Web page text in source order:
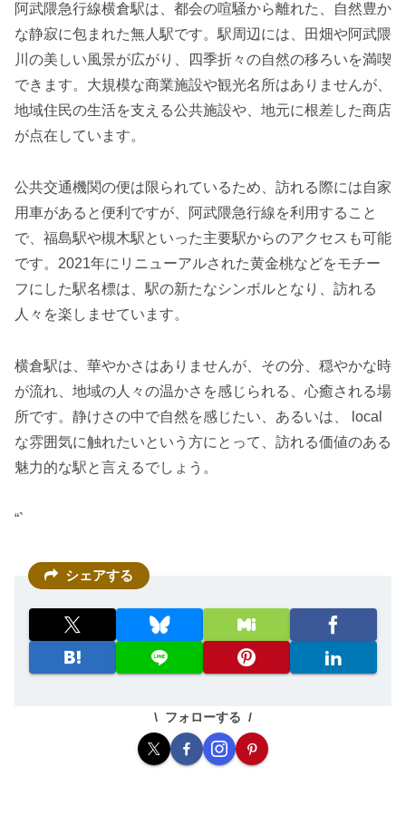
阿武隈急行線横倉駅は、都会の喧騒から離れた、自然豊か
な静寂に包まれた無人駅です。駅周辺には、田畑や阿武隈
川の美しい風景が広がり、四季折々の自然の移ろいを満喫
できます。大規模な商業施設や観光名所はありませんが、
地域住民の生活を支える公共施設や、地元に根差した商店
が点在しています。
公共交通機関の便は限られているため、訪れる際には自家
用車があると便利ですが、阿武隈急行線を利用すること
で、福島駅や槻木駅といった主要駅からのアクセスも可能
です。2021年にリニューアルされた黄金桃などをモチー
フにした駅名標は、駅の新たなシンボルとなり、訪れる
人々を楽しませています。
横倉駅は、華やかさはありませんが、その分、穏やかな時
が流れ、地域の人々の温かさを感じられる、心癒される場
所です。静けさの中で自然を感じたい、あるいは、 local
な雰囲気に触れたいという方にとって、訪れる価値のある
魅力的な駅と言えるでしょう。
“`
シェアする
フォローする